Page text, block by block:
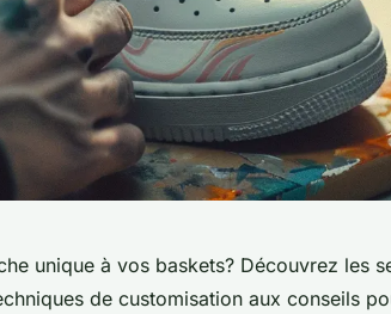
unique à vos baskets? Découvrez les
de customisation aux conseils